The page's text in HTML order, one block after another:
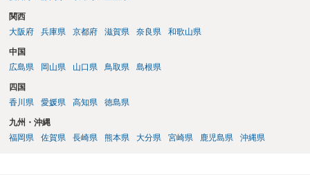
関西
大阪府
兵庫県 京都府 滋賀県 奈良県 和歌山県
中国
広島県
岡山県 山口県 鳥取県 島根県
四国
香川県
愛媛県 高知県 徳島県
九州・沖縄
福岡県
佐賀県 長崎県 熊本県 大分県 宮崎県 鹿児島県 沖縄県